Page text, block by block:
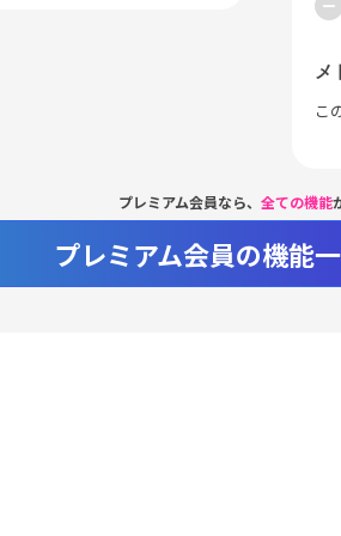
ー
メ
こ
プレミアム会員なら、 全ての機能
プレミアム会員の機能